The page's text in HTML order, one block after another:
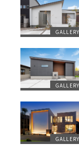
GALLERY
GALLERY
GALLERY